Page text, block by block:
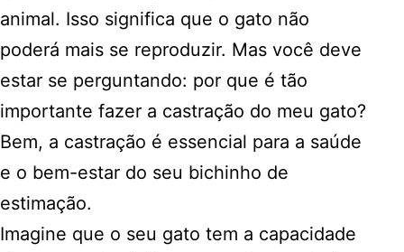
animal. Isso significa que o gato não
poderá mais se reproduzir. Mas você deve
estar se perguntando: por que é tão
importante fazer a castração do meu gato?
Bem, a castração é essencial para a saúde
e o bem-estar do seu bichinho de
estimação.
Imagine que o seu gato tem a capacidade